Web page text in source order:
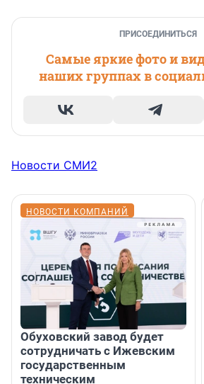
ПРИСОЕДИНИТЬСЯ
Самые яркие фото и
наших группах в
Новости СМИ2
НОВОСТИ КОМПАНИЙ
Обуховский завод будет
сотрудничать с Ижевским
государственным
техническим